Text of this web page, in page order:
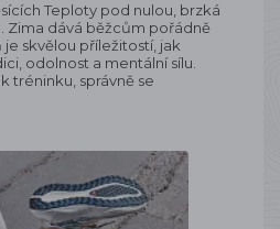
Teploty pod nulou, brzká
Zima dává běžcům pořádně
je skvělou příležitostí, jak
odolnost a mentální sílu.
tréninku, správně se